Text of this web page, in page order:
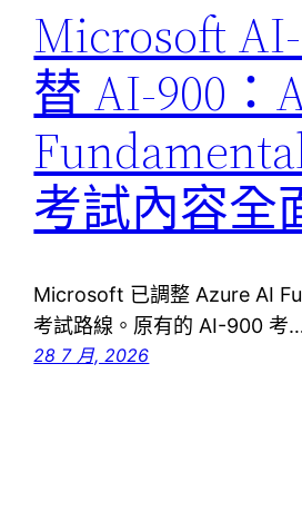
Microsoft
替 AI-900：
考試內容全
Microsoft 已調整 Azure AI
考試路線。原有的 AI-900 考
28 7 月, 2026